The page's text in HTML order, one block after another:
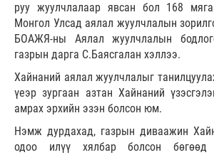
руу жуулчлалаар явсан бол 168
Монгол Улсад аялал жуулчлалын
БОАЖЯ-ны Аялал жуулчлалын
газрын дарга С.Баясгалан хэллээ.
Хайнаний аялал жуулчлалыг
үеэр зургаан азтан Хайнаний
амрах эрхийн эзэн болсон юм.
Нэмж дурдахад, газрын диваажин
одоо илүү хялбар болсон